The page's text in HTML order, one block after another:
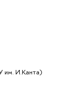
им. И.Канта)